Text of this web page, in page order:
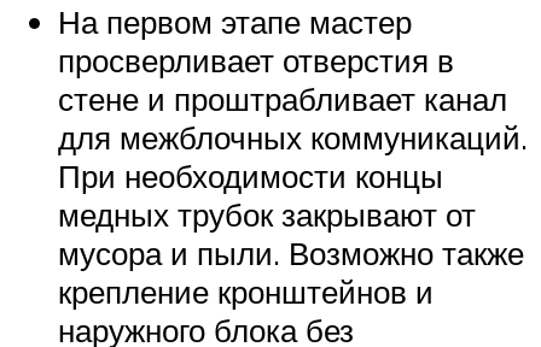
На первом этапе мастер
просверливает отверстия в
стене и проштрабливает канал
для межблочных коммуникаций.
При необходимости концы
медных трубок закрывают от
мусора и пыли. Возможно также
крепление кронштейнов и
наружного блока без